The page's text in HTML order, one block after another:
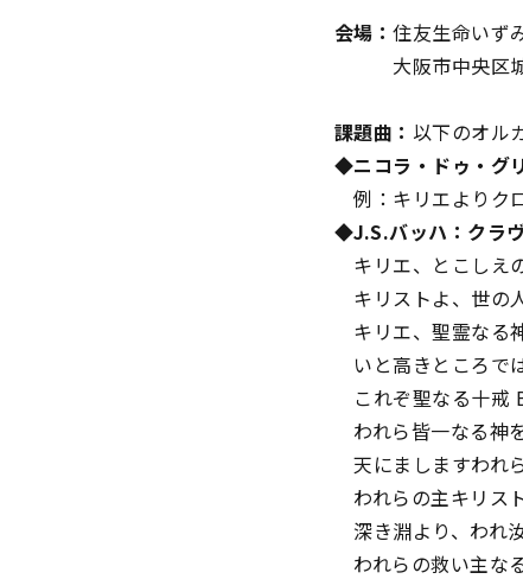
会場：住友生命いず
大阪市中央区城見
課題曲： 以下のオル
◆ニコラ・ドゥ・グ
例：キリエよりク
◆J.S.バッハ：クラ
キリエ、とこしえ
キリストよ、世の
キリエ、聖霊なる
いと高きところで
これぞ聖なる十戒
われら皆一なる神
天にましますわれ
われらの主キリス
深き淵より、われ
われらの救い主な